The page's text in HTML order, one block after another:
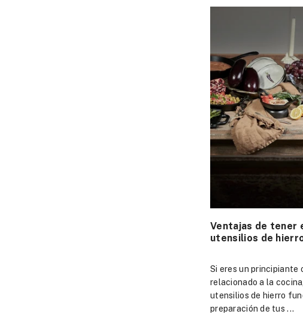
Ventajas de tener
utensilios de
Si eres un principiante
relacionado a la
utensilios de hierro
preparación de tus ...